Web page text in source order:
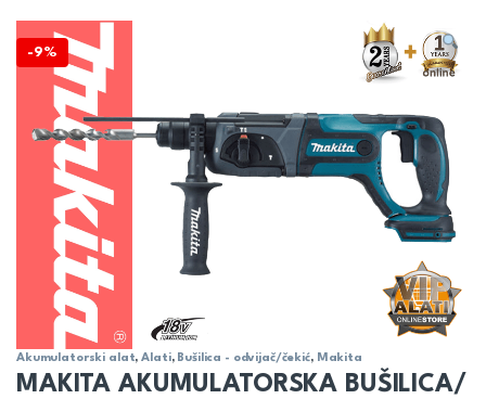
-9%
Akumulatorski alat,Alati, Bušilica - odvijač/čekić, Makita
MAKITA AKUMULATORSKA BUŠILICA/